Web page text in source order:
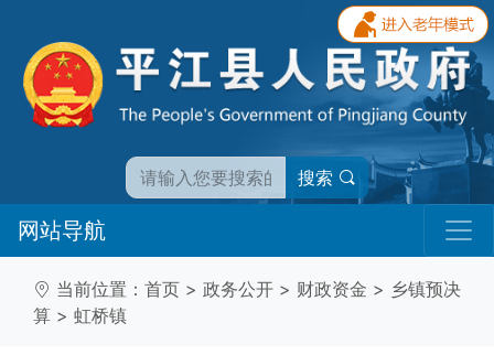
搜索
网站导航
当前位置： 首页 > 政务公开 > 财政资金 > 乡镇预决
算 > 虹桥镇